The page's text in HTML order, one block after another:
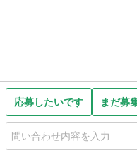
応募したいです まだ募